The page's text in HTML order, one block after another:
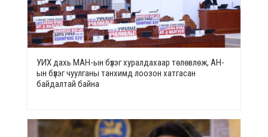
УИХ дахь МАН-ын бүлэг хуралдахаар төлөвлөж, АН-
ын бүлэг чуулганы танхимд лоозон хатгасан
байдалтай байна